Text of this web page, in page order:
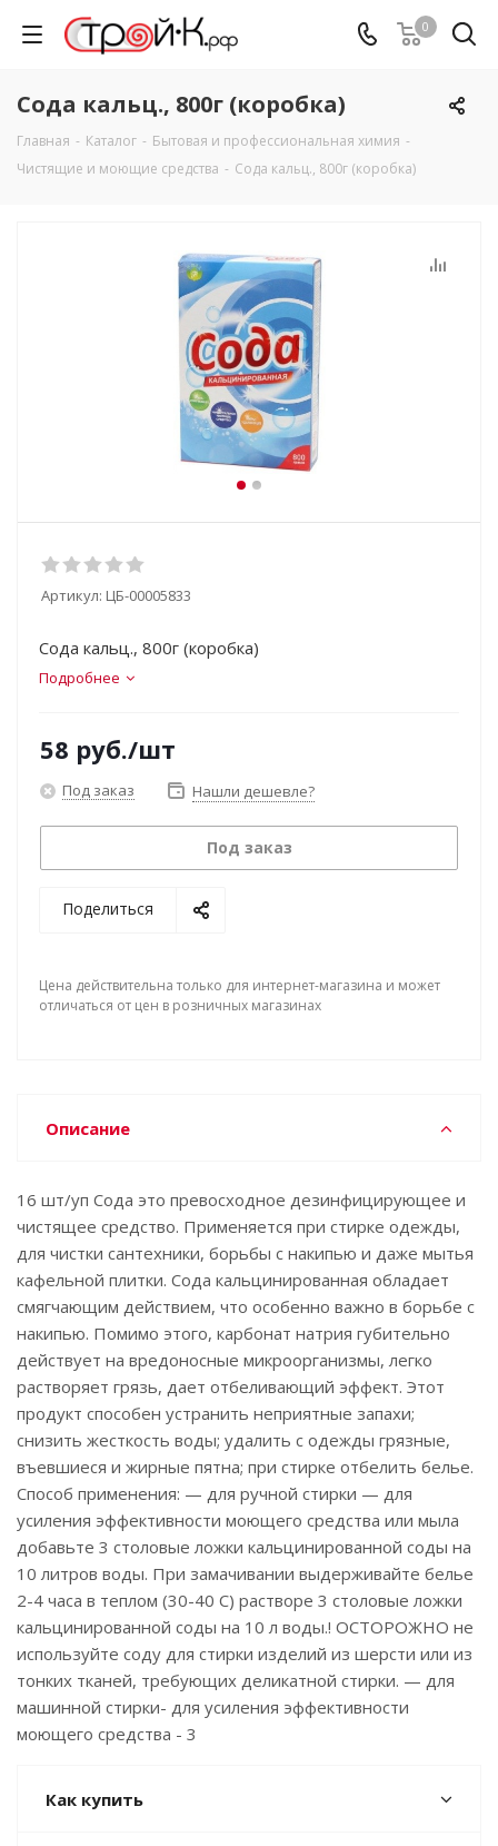
0
Сода кальц., 800г (коробка)
Главная - Каталог - Бытовая и профессиональная химия -
Чистящие и моющие средства - Сода кальц., 800г (коробка)
Артикул: ЦБ-00005833
Сода кальц., 800г (коробка)
Подробнее
58 руб./шт
Под заказ Нашли дешевле?
Под заказ
Поделиться
Цена действительна только для интернет-магазина и может
отличаться от цен в розничных магазинах
Описание
16 шт/уп Сода это превосходное дезинфицирующее и
чистящее средство. Применяется при стирке одежды,
для чистки сантехники, борьбы с накипью и даже мытья
кафельной плитки. Сода кальцинированная обладает
смягчающим действием, что особенно важно в борьбе с
накипью. Помимо этого, карбонат натрия губительно
действует на вредоносные микроорганизмы, легко
растворяет грязь, дает отбеливающий эффект. Этот
продукт способен устранить неприятные запахи;
снизить жесткость воды; удалить с одежды грязные,
въевшиеся и жирные пятна; при стирке отбелить белье.
Способ применения: — для ручной стирки — для
усиления эффективности моющего средства или мыла
добавьте 3 столовые ложки кальцинированной соды на
10 литров воды. При замачивании выдерживайте белье
2-4 часа в теплом (30-40 С) растворе 3 столовые ложки
кальцинированной соды на 10 л воды.! ОСТОРОЖНО не
используйте соду для стирки изделий из шерсти или из
тонких тканей, требующих деликатной стирки. — для
машинной стирки- для усиления эффективности
моющего средства - 3
Как купить